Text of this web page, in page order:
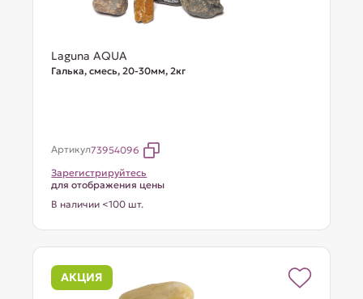
Laguna AQUA
Галька, смесь, 20-30мм, 2кг
Артикул73954096
Зарегистрируйтесь
для отображения цены
В наличии <100 шт.
АКЦИЯ